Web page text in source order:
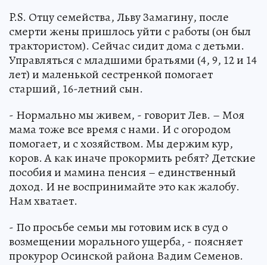
P.S. Отцу семейства, Льву Замагину, после
смерти жены пришлось уйти с работы (он был
трактористом). Сейчас сидит дома с детьми.
Управляться с младшими братьями (4, 9, 12 и 14
лет) и маленькой сестренкой помогает
старший, 16-летний сын.
- Нормально мы живем, - говорит Лев. – Моя
мама тоже все время с нами. И с огородом
помогает, и с хозяйством. Мы держим кур,
коров. А как иначе прокормить ребят? Детские
пособия и мамина пенсия – единственный
доход. И не воспринимайте это как жалобу.
Нам хватает.
- По просьбе семьи мы готовим иск в суд о
возмещении морального ущерба, - поясняет
прокурор Осинской района Вадим Семенов.